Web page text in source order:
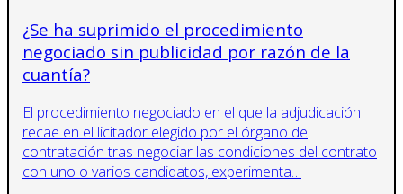
¿Se ha suprimido el procedimiento
negociado sin publicidad por razón de la
cuantía?
El procedimiento negociado en el que la adjudicación
recae en el licitador elegido por el órgano de
contratación tras negociar las condiciones del contrato
con uno o varios candidatos, experimenta…